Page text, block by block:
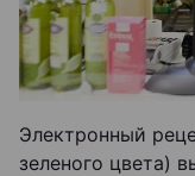
Электронный
зеленого цвета)